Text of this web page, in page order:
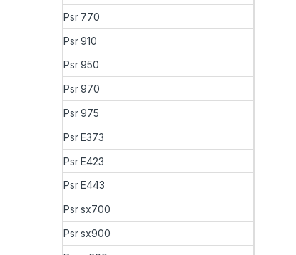
Psr 770
Psr 910
Psr 950
Psr 970
Psr 975
Psr E373
Psr E423
Psr E443
Psr sx700
Psr sx900